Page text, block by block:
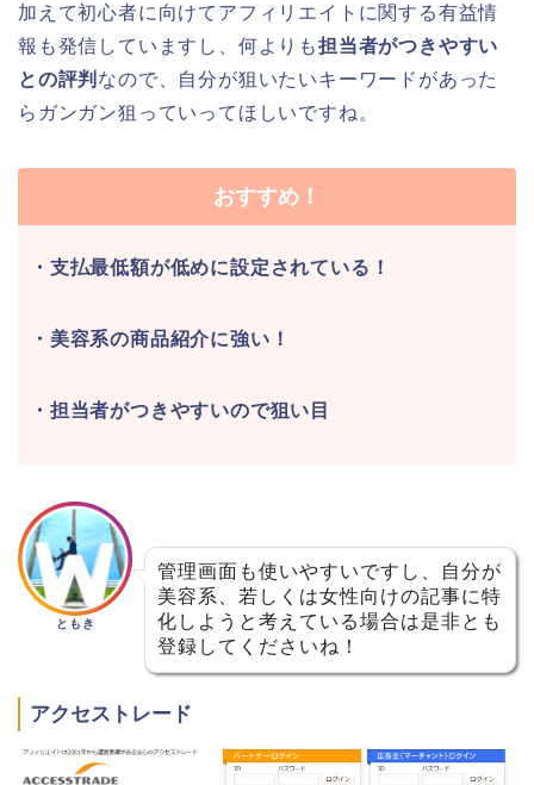
加えて初心者に向けてアフィリエイトに関する有益情
報も発信していますし、何よりも担当者がつきやすい
との評判 なので、自分が狙いたいキーワードがあった
らガンガン狙っていってほしいですね。
おすすめ！
・支払最低額が低めに設定されている！
・美容系の商品紹介に強い！
・担当者がつきやすいので狙い目
ともき
管理画面も使いやすいですし、自分が
美容系、若しくは女性向けの記事に特
化しようと考えている場合は是非とも
登録してくださいね！
アクセストレード